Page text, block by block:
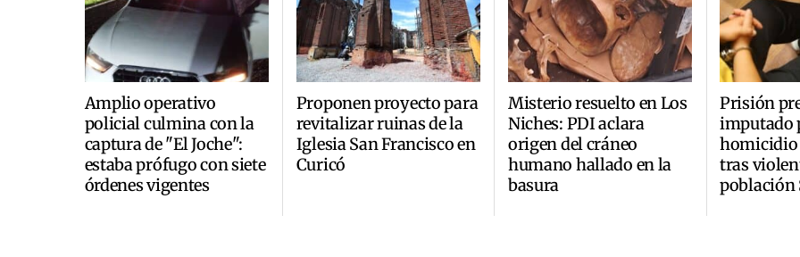
Amplio operativo
policial culmina con la
captura de "El Joche":
estaba prófugo con siete
órdenes vigentes
Proponen proyecto para
revitalizar ruinas de la
Iglesia San Francisco en
Curicó
Misterio resuelto en Los
Niches: PDI aclara
origen del cráneo
humano hallado en la
basura
Prisión
imputado
tras
población